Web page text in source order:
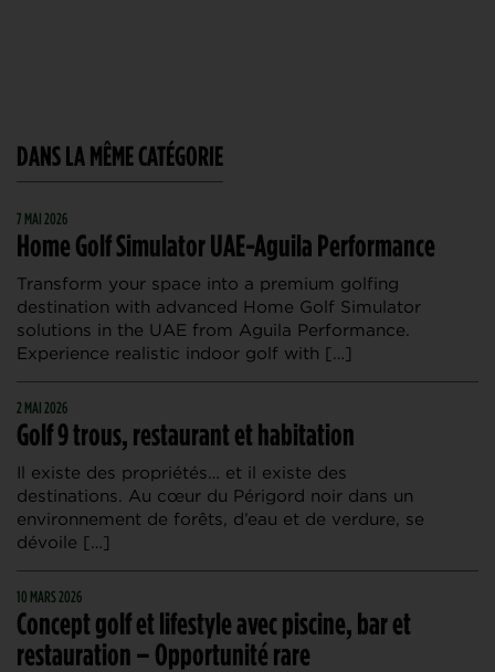
DANS LA MÊME CATÉGORIE
7 MAI 2026
Home Golf Simulator UAE-Aguila Performance
Transform your space into a premium golfing
destination with advanced Home Golf Simulator
solutions in the UAE from Aguila Performance.
Experience realistic indoor golf with […]
2 MAI 2026
Golf 9 trous, restaurant et habitation
Il existe des propriétés… et il existe des
destinations. Au cœur du Périgord noir dans un
environnement de forêts, d’eau et de verdure, se
dévoile […]
10 MARS 2026
Concept golf et lifestyle avec piscine, bar et
restauration – Opportunité rare